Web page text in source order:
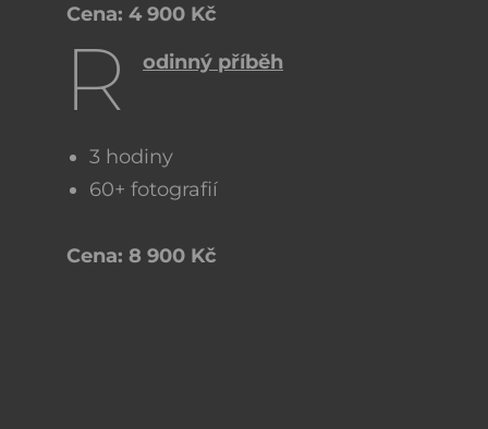
Cena: 4 900 Kč
R odinný příběh
3 hodiny
60+ fotografií
Cena: 8 900 Kč